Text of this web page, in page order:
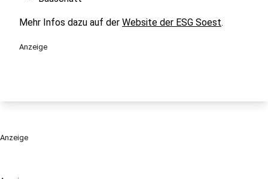
Mehr Infos dazu auf der Website der ESG Soest.
Anzeige
Anzeige